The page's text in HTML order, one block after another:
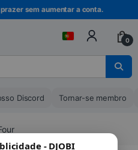
- DJOBI
sem aumentar a conta.
0
Discord Tornar-se membro